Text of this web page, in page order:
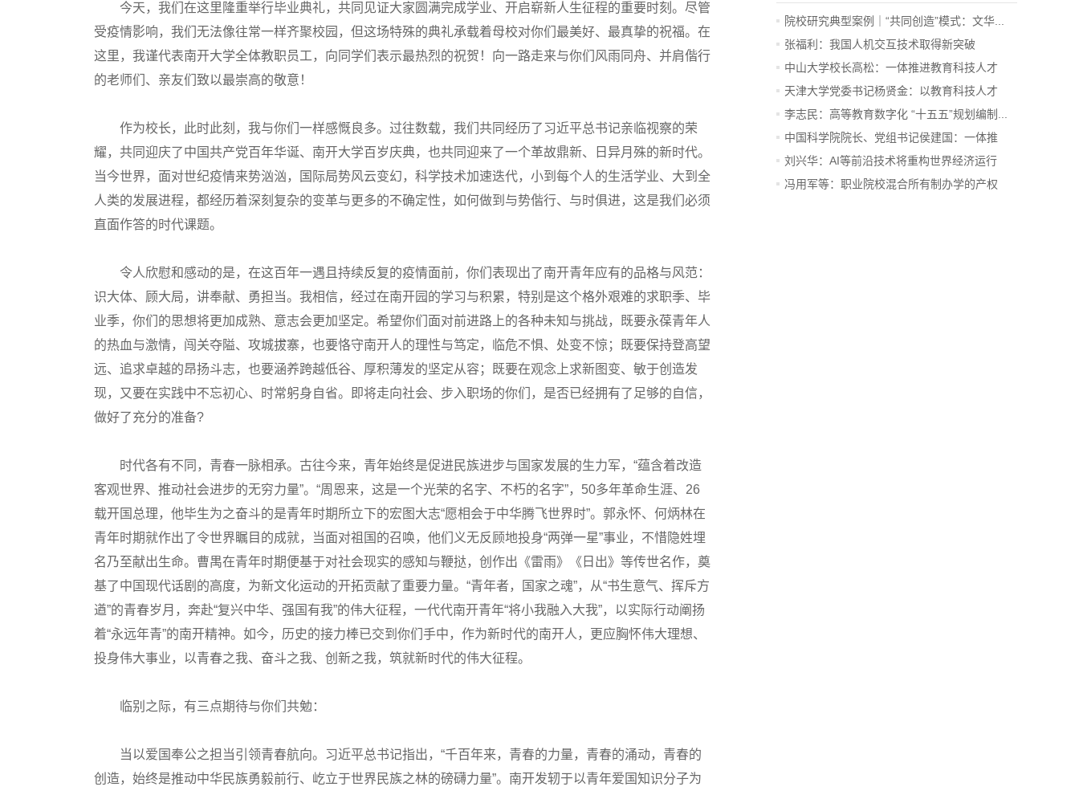
今天，我们在这里隆重举行毕业典礼，共同见证大家圆满完成学业、开启崭新人生征程的重要时刻。尽管
受疫情影响，我们无法像往常一样齐聚校园，但这场特殊的典礼承载着母校对你们最美好、最真挚的祝福。在
这里，我谨代表南开大学全体教职员工，向同学们表示最热烈的祝贺！向一路走来与你们风雨同舟、并肩偕行
的老师们、亲友们致以最崇高的敬意！
作为校长，此时此刻，我与你们一样感慨良多。过往数载，我们共同经历了习近平总书记亲临视察的荣
耀，共同迎庆了中国共产党百年华诞、南开大学百岁庆典，也共同迎来了一个革故鼎新、日异月殊的新时代。
当今世界，面对世纪疫情来势汹汹，国际局势风云变幻，科学技术加速迭代，小到每个人的生活学业、大到全
人类的发展进程，都经历着深刻复杂的变革与更多的不确定性，如何做到与势偕行、与时俱进，这是我们必须
直面作答的时代课题。
令人欣慰和感动的是，在这百年一遇且持续反复的疫情面前，你们表现出了南开青年应有的品格与风范：
识大体、顾大局，讲奉献、勇担当。我相信，经过在南开园的学习与积累，特别是这个格外艰难的求职季、毕
业季，你们的思想将更加成熟、意志会更加坚定。希望你们面对前进路上的各种未知与挑战，既要永葆青年人
的热血与激情，闯关夺隘、攻城拔寨，也要恪守南开人的理性与笃定，临危不惧、处变不惊；既要保持登高望
远、追求卓越的昂扬斗志，也要涵养跨越低谷、厚积薄发的坚定从容；既要在观念上求新图变、敏于创造发
现，又要在实践中不忘初心、时常躬身自省。即将走向社会、步入职场的你们，是否已经拥有了足够的自信，
做好了充分的准备?
时代各有不同，青春一脉相承。古往今来，青年始终是促进民族进步与国家发展的生力军，“蕴含着改造
客观世界、推动社会进步的无穷力量”。“周恩来，这是一个光荣的名字、不朽的名字”，50多年革命生涯、26
载开国总理，他毕生为之奋斗的是青年时期所立下的宏图大志“愿相会于中华腾飞世界时”。郭永怀、何炳林在
青年时期就作出了令世界瞩目的成就，当面对祖国的召唤，他们义无反顾地投身“两弹一星”事业，不惜隐姓埋
名乃至献出生命。曹禺在青年时期便基于对社会现实的感知与鞭挞，创作出《雷雨》《日出》等传世名作，奠
基了中国现代话剧的高度，为新文化运动的开拓贡献了重要力量。“青年者，国家之魂”，从“书生意气、挥斥方
遒”的青春岁月，奔赴“复兴中华、强国有我”的伟大征程，一代代南开青年“将小我融入大我”，以实际行动阐扬
着“永远年青”的南开精神。如今，历史的接力棒已交到你们手中，作为新时代的南开人，更应胸怀伟大理想、
投身伟大事业，以青春之我、奋斗之我、创新之我，筑就新时代的伟大征程。
临别之际，有三点期待与你们共勉：
当以爱国奉公之担当引领青春航向。习近平总书记指出，“千百年来，青春的力量，青春的涌动，青春的
创造，始终是推动中华民族勇毅前行、屹立于世界民族之林的磅礴力量”。南开发轫于以青年爱国知识分子为
院校研究典型案例｜“共同创造”模式：文华...
张福利：我国人机交互技术取得新突破
中山大学校长高松：一体推进教育科技人才
发...
天津大学党委书记杨贤金：以教育科技人才
一...
李志民：高等教育数字化 “十五五”规划编制...
中国科学院院长、党组书记侯建国：一体推
进...
刘兴华：AI等前沿技术将重构世界经济运行
底...
冯用军等：职业院校混合所有制办学的产权